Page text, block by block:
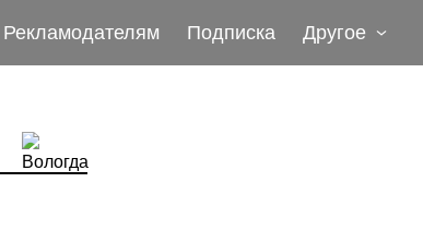
Рекламодателям Подписка Другое